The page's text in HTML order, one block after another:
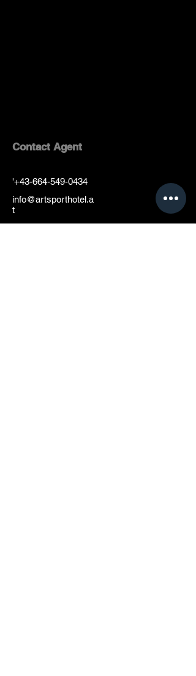
Contact Agent
'+43-664-549-0434
info@artsporthotel.a
t